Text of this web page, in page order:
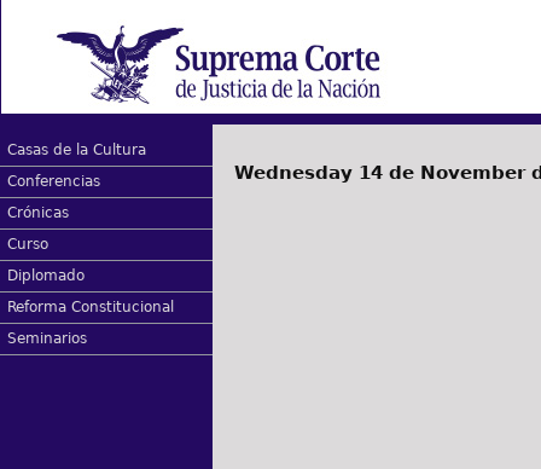
Casas de la Cultura
Conferencias
Crónicas
Curso
Diplomado
Reforma Constitucional
Seminarios
Wednesday 14 de November